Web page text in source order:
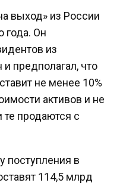
выход» из России
года. Он
из
предполагал, что
не менее 10%
активов и не
те продаются с
поступления в
114,5 млрд